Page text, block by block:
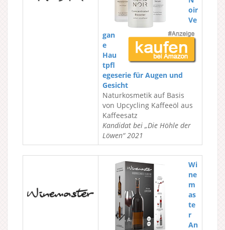
oir
Ve
gan
e
Hau
tpfl
egeserie für Augen und
Gesicht
Naturkosmetik auf Basis
von Upcycling Kaffeeöl aus
Kaffeesatz
Kandidat bei „Die Höhle der
Löwen“ 2021
Wi
ne
m
as
te
r
An